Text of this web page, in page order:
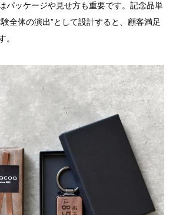
パッケージや見せ方も重要です。記念品単
全体の演出”として設計すると、顧客満足
。